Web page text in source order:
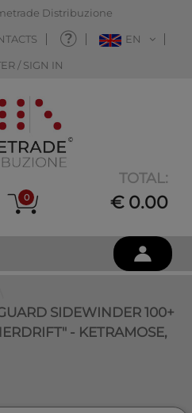
Distribuzione
EN
/ SIGN IN
0
TOTAL:
€ 0.00
SIDEWINDER 100+
- KETRAMOSE,